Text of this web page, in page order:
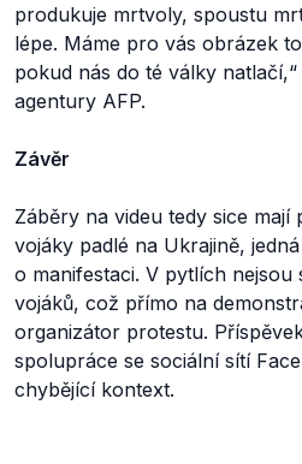
produkuje mrtvoly, spoustu
lépe. Máme pro vás obrázek
pokud nás do té války natlačí,“
agentury AFP.
Závěr
Záběry na videu tedy sice mají
vojáky padlé na Ukrajině,
o manifestaci. V pytlích nejsou
vojáků, což přímo na
organizátor protestu.
spolupráce se sociální sítí
chybějící kontext.